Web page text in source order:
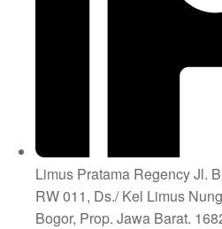
Limus Pratama Regency Jl.
RW 011, Ds./ Kel Limus
Bogor, Prop. Jawa Barat.